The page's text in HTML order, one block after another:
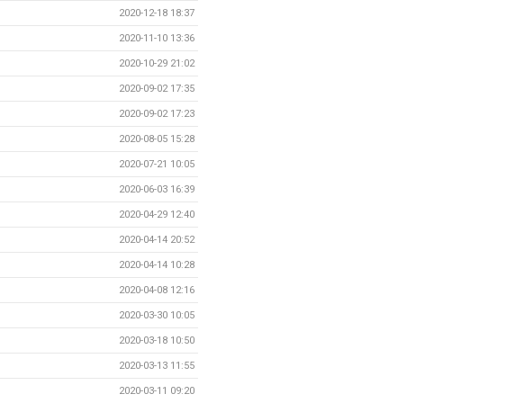
2020-12-18 18:37
2020-11-10 13:36
2020-10-29 21:02
2020-09-02 17:35
2020-09-02 17:23
2020-08-05 15:28
2020-07-21 10:05
2020-06-03 16:39
2020-04-29 12:40
2020-04-14 20:52
2020-04-14 10:28
2020-04-08 12:16
2020-03-30 10:05
2020-03-18 10:50
2020-03-13 11:55
2020-03-11 09:20